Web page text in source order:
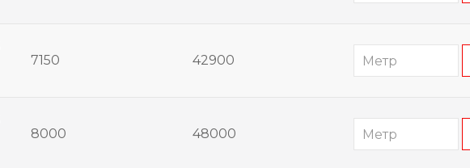
7150 42900
8000 48000